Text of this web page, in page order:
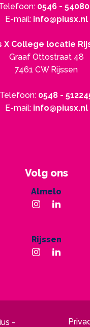
0546 -
E-mail: info@piusx.nl
X College locatie
Graaf Ottostraat 48
7461 CW Rijssen
Telefoon: 0548 -
E-mail: info@piusx.nl
Volg ons
Almelo
Rijssen
-